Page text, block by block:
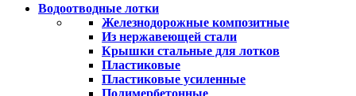
Водоотводные лотки
Железнодорожные композитные
Из нержавеющей стали
Крышки стальные для лотков
Пластиковые
Пластиковые усиленные
Полимербетонные